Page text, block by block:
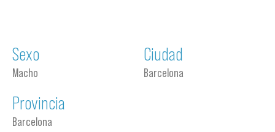
Sexo
Macho
Ciudad
Barcelona
Provincia
Barcelona